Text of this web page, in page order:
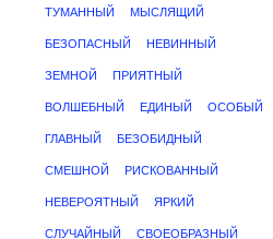
ТУМАННЫЙ МЫСЛЯЩИЙ
БЕЗОПАСНЫЙ НЕВИННЫЙ
ЗЕМНОЙ ПРИЯТНЫЙ
ВОЛШЕБНЫЙ ЕДИНЫЙ ОСОБЫЙ
ГЛАВНЫЙ БЕЗОБИДНЫЙ
СМЕШНОЙ РИСКОВАННЫЙ
НЕВЕРОЯТНЫЙ ЯРКИЙ
СЛУЧАЙНЫЙ СВОЕОБРАЗНЫЙ